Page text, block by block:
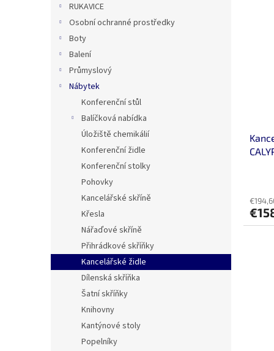
RUKAVICE
Osobní ochranné prostředky
Boty
Balení
Průmyslový
Nábytek
Konferenční stůl
Balíčková nabídka
Úložiště chemikálií
Konferenční židle
Konferenční stolky
Pohovky
Kancelářské skříně
Křesla
Nářaďové skříně
Přihrádkové skříňky
Kancelářské židle
Dílenská skříňka
Šatní skříňky
Knihovny
Kantýnové stoly
Popelníky